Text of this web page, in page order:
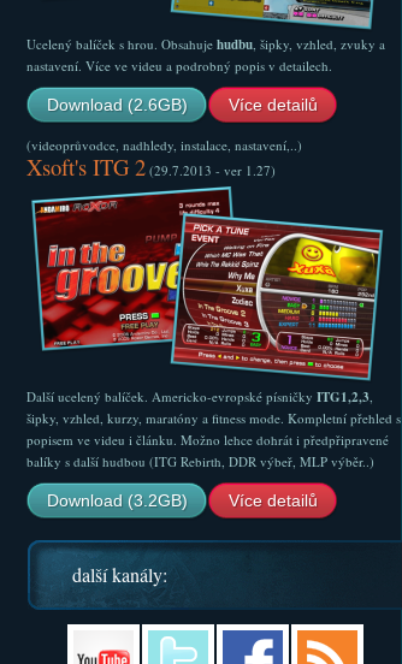
Ucelený balíček s hrou. Obsahuje hudbu, šipky, vzhled, zvuky a
nastavení. Více ve videu a podrobný popis v detailech.
Download (2.6GB) Více detailů
(videoprůvodce, nadhledy, instalace, nastavení,..)
Xsoft's ITG 2(29.7.2013 - ver 1.27)
Další ucelený balíček. Americko-evropské písničky ITG1,2,3,
šipky, vzhled, kurzy, maratóny a fitness mode. Kompletní přehled s
popisem ve videu i článku. Možno lehce dohrát i předpřipravené
balíky s další hudbou (ITG Rebirth, DDR výbeř, MLP výběr..)
Download (3.2GB) Více detailů
další kanály: